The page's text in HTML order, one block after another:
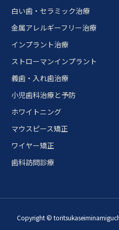
白い歯・セラミック治療
金属アレルギーフリー治療
インプラント治療
ストローマンインプラント
義歯・入れ歯治療
小児歯科治療と予防
ホワイトニング
マウスピース矯正
ワイヤー矯正
歯科訪問診療
Copyright ©